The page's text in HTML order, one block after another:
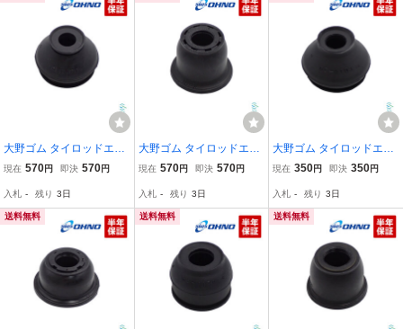
大野ゴム タイロッドエン
ドカバー ニッサン ピノ
リッパー HC24S MG21S
ML21S DR16T DR17V
現在 570円 即決 570円
入札 - 残り 3日
大野ゴム タイロッドエン
ドカバー ホンダ N BOX
ライフ ゼスト JF1 JF2 G
B1 GB2 JE1 JE2
現在 570円 即決 570円
入札 - 残り 3日
大野ゴム タイロッドエン
ドカバー レクサス NX ES
スタビ 交換
現在 350円 即決 350円
入札 - 残り 3日
送料無料 送料無料 送料無料